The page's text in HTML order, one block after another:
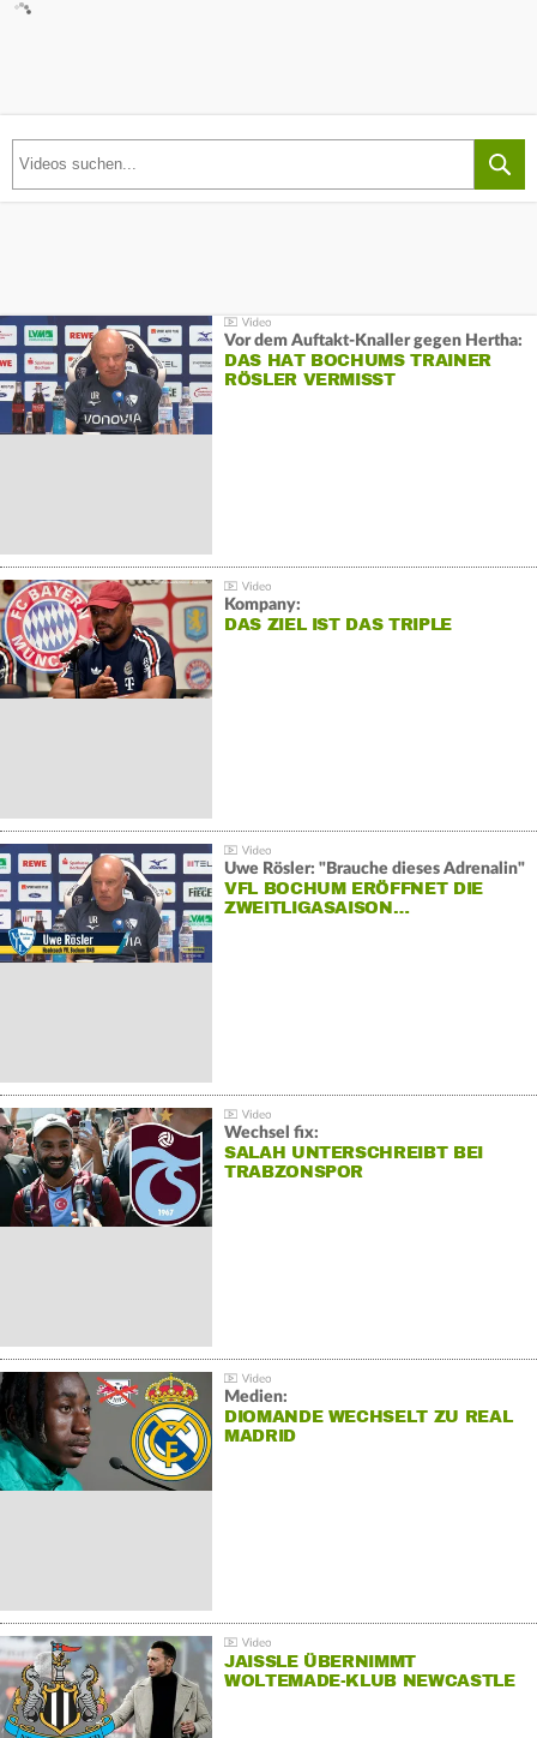
Vor dem Auftakt-Knaller gegen Hertha:
DAS HAT BOCHUMS TRAINER
RÖSLER VERMISST
Kompany:
DAS ZIEL IST DAS TRIPLE
Uwe Rösler: "Brauche dieses Adrenalin"
VFL BOCHUM ERÖFFNET DIE
ZWEITLIGASAISON…
Wechsel fix:
SALAH UNTERSCHREIBT BEI
TRABZONSPOR
Medien:
DIOMANDE WECHSELT ZU REAL
MADRID
JAISSLE ÜBERNIMMT
WOLTEMADE-KLUB NEWCASTLE